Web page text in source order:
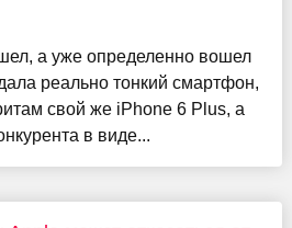
а уже определенно вошел
реально тонкий смартфон,
свой же iPhone 6 Plus, а
в виде...